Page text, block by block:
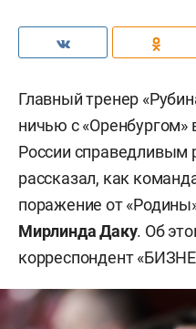
Главный тренер
ничью с «Оренбургом»
России справедливым
рассказал, как
поражение от
Мирлинда Даку. Об
корреспондент